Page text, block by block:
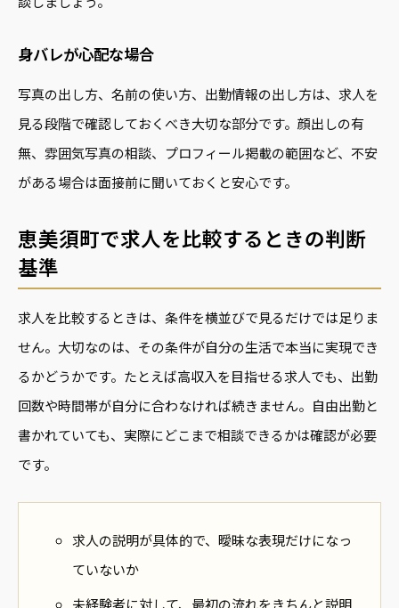
身バレが心配な場合
写真の出し方、名前の使い方、出勤情報の出し方は、求人を
見る段階で確認しておくべき大切な部分です。顔出しの有
無、雰囲気写真の相談、プロフィール掲載の範囲など、不安
がある場合は面接前に聞いておくと安心です。
恵美須町で求人を比較するときの判断
基準
求人を比較するときは、条件を横並びで見るだけでは足りま
せん。大切なのは、その条件が自分の生活で本当に実現でき
るかどうかです。たとえば高収入を目指せる求人でも、出勤
回数や時間帯が自分に合わなければ続きません。自由出勤と
書かれていても、実際にどこまで相談できるかは確認が必要
です。
求人の説明が具体的で、曖昧な表現だけになっ
ていないか
未経験者に対して、最初の流れをきちんと説明